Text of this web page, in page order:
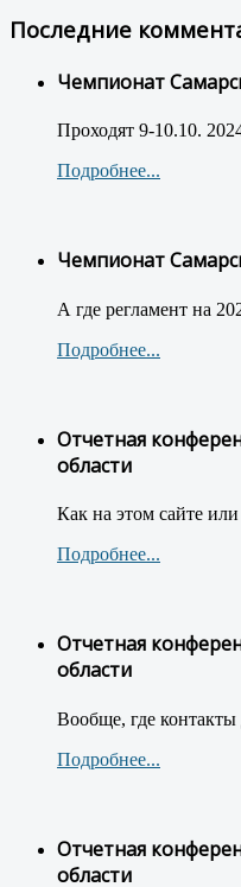
Последние
Чемпионат
Проходят 9-10.10.
Подробнее...
Чемпионат
А где регламент на
Подробнее...
Отчетная
области
Как на этом сайте
Подробнее...
Отчетная
области
Вообще, где контакты
Подробнее...
Отчетная
области